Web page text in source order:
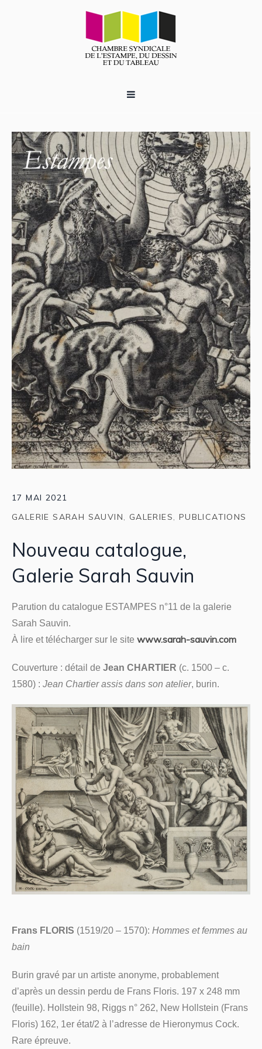
17 MAI 2021
GALERIE SARAH SAUVIN, GALERIES, PUBLICATIONS
Nouveau catalogue,
Galerie Sarah Sauvin
Parution du catalogue ESTAMPES n°11 de la galerie
Sarah Sauvin.
À lire et télécharger sur le site www.sarah-sauvin.com
Couverture : détail de Jean CHARTIER (c. 1500 – c.
1580) : Jean Chartier assis dans son atelier, burin.
Frans FLORIS (1519/20 – 1570): Hommes et femmes au
bain
Burin gravé par un artiste anonyme, probablement
d’après un dessin perdu de Frans Floris. 197 x 248 mm
(feuille). Hollstein 98, Riggs n° 262, New Hollstein (Frans
Floris) 162, 1er état/2 à l’adresse de Hieronymus Cock.
Rare épreuve.